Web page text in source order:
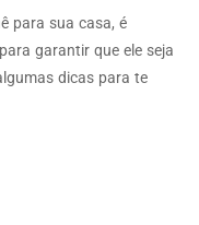
para sua casa, é
garantir que ele seja
dicas para te